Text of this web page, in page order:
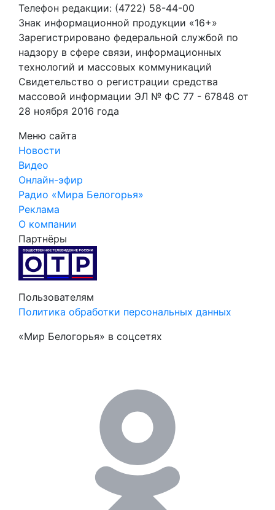
Телефон редакции: (4722) 58-44-00
Знак информационной продукции «16+»
Зарегистрировано федеральной службой по
надзору в сфере связи, информационных
технологий и массовых коммуникаций
Свидетельство о регистрации средства
массовой информации ЭЛ № ФС 77 - 67848 от
28 ноября 2016 года
Меню сайта
Новости
Видео
Онлайн-эфир
Радио «Мира Белогорья»
Реклама
О компании
Партнёры
Пользователям
Политика обработки персональных данных
«Мир Белогорья» в соцсетях